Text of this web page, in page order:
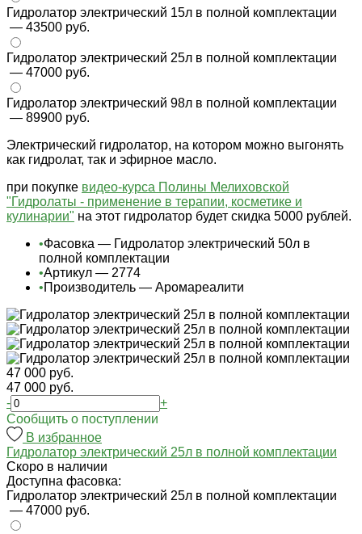
Гидролатор электрический 15л в полной комплектации
— 43500 руб.
Гидролатор электрический 25л в полной комплектации
— 47000 руб.
Гидролатор электрический 98л в полной комплектации
— 89900 руб.
Электрический гидролатор, на котором можно выгонять
как гидролат, так и эфирное масло.
при покупке видео-курса Полины Мелиховской
"Гидролаты - применение в терапии, косметике и
кулинарии" на этот гидролатор будет скидка 5000 рублей.
•Фасовка — Гидролатор электрический 50л в
полной комплектации
•Артикул — 2774
•Производитель — Аромареалити
47 000 руб.
47 000 руб.
-
+
Cообщить о поступлении
В избранное
Гидролатор электрический 25л в полной комплектации
Cкоро в наличии
Доступна фасовка:
Гидролатор электрический 25л в полной комплектации
— 47000 руб.